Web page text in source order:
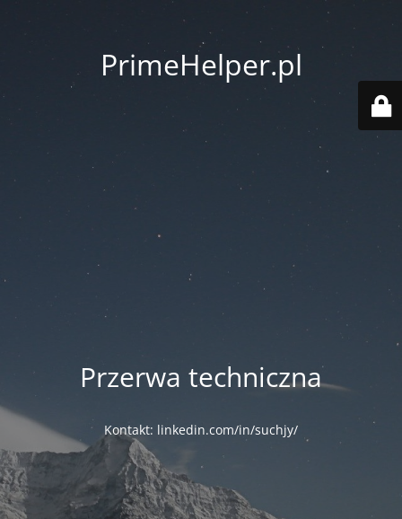
PrimeHelper.pl
Przerwa techniczna
Kontakt: linkedin.com/in/suchjy/